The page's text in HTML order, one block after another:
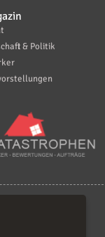
& Politik